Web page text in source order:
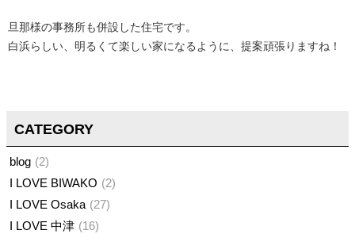
旦那様の事務所も併設した住宅です。
白浜らしい、明るくて楽しい家になるように、提案頑張りますね！
CATEGORY
blog
2
I LOVE BIWAKO
2
I LOVE Osaka
27
I LOVE 中津
16